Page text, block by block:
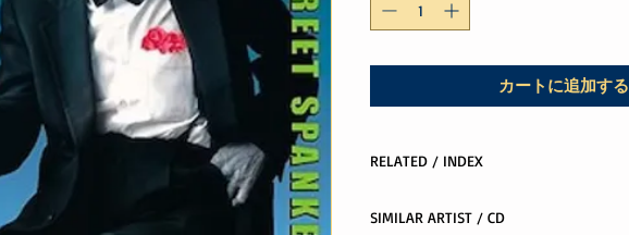
カートに追加する
RELATED / INDEX
Hoy-HoyRecordsINDEX
SIMILAR ARTIST / CD